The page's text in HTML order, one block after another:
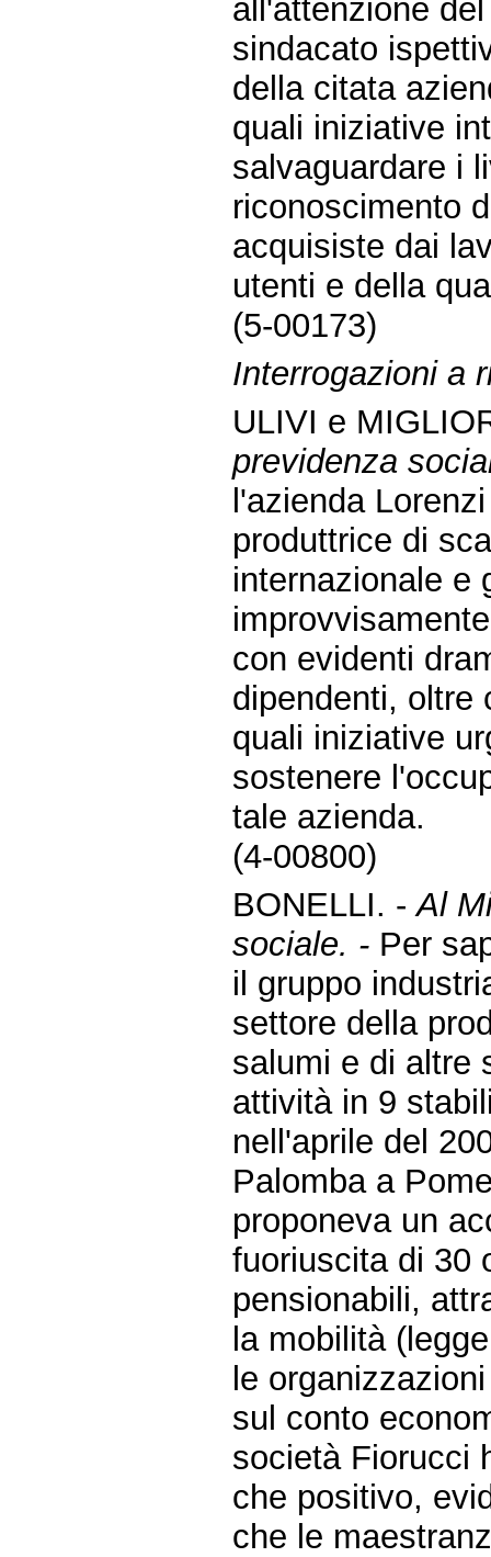
all'attenzione
sindacato
della citata
quali iniziative
salvaguardare i
riconoscimento
acquisiste dai
utenti e della
(5-00173)
Interrogazioni a
ULIVI e
previdenza
l'azienda
produttrice di
internazionale e
con evidenti
dipendenti, oltre
quali iniziative
sostenere
tale azienda.
(4-00800)
BONELLI. -Al
sociale. - Per
il gruppo
settore della
salumi e di altre
attività in 9
nell'aprile del
Palomba a
proponeva un
fuoriuscita di 30
pensionabili,
la mobilità
le
sul conto
società Fiorucci
che positivo,
che le